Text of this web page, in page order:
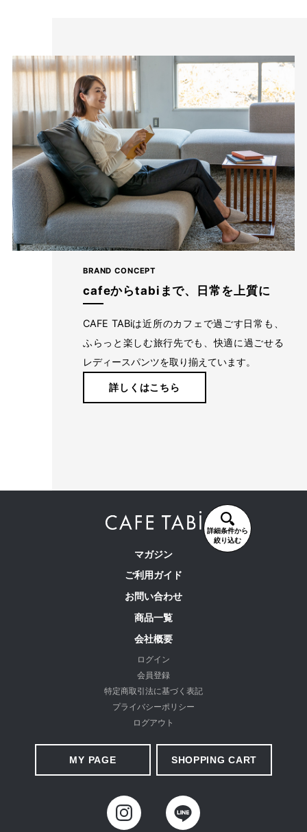
詳細条件から
絞り込む
BRAND CONCEPT
cafeからtabiまで、日常を上質に
CAFE TABiは近所のカフェで過ごす日常も、
ふらっと楽しむ旅行先でも、快適に過ごせる
レディースパンツを取り揃えています。
詳しくはこちら
マガジン
ご利用ガイド
お問い合わせ
商品一覧
会社概要
ログイン
会員登録
特定商取引法に基づく表記
プライバシーポリシー
ログアウト
MY PAGE SHOPPING CART